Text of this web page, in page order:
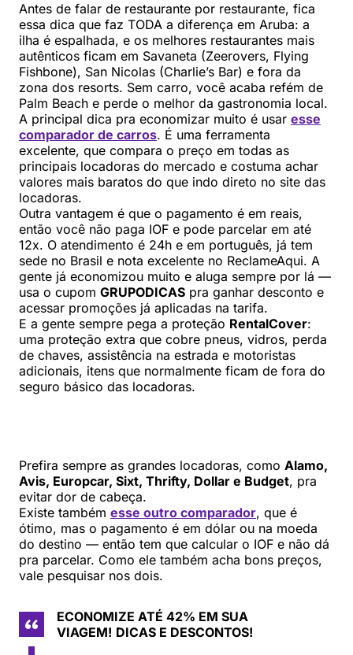
Antes de falar de restaurante por restaurante, fica
essa dica que faz TODA a diferença em Aruba: a
ilha é espalhada, e os melhores restaurantes mais
autênticos ficam em Savaneta (Zeerovers, Flying
Fishbone), San Nicolas (Charlie’s Bar) e fora da
zona dos resorts. Sem carro, você acaba refém de
Palm Beach e perde o melhor da gastronomia local.
A principal dica pra economizar muito é usar esse
comparador de carros. É uma ferramenta
excelente, que compara o preço em todas as
principais locadoras do mercado e costuma achar
valores mais baratos do que indo direto no site das
locadoras.
Outra vantagem é que o pagamento é em reais,
então você não paga IOF e pode parcelar em até
12x. O atendimento é 24h e em português, já tem
sede no Brasil e nota excelente no ReclameAqui. A
gente já economizou muito e aluga sempre por lá —
usa o cupom GRUPODICAS pra ganhar desconto e
acessar promoções já aplicadas na tarifa.
E a gente sempre pega a proteção RentalCover:
uma proteção extra que cobre pneus, vidros, perda
de chaves, assistência na estrada e motoristas
adicionais, itens que normalmente ficam de fora do
seguro básico das locadoras.
Prefira sempre as grandes locadoras, como Alamo,
Avis, Europcar, Sixt, Thrifty, Dollar e Budget, pra
evitar dor de cabeça.
Existe também esse outro comparador, que é
ótimo, mas o pagamento é em dólar ou na moeda
do destino — então tem que calcular o IOF e não dá
pra parcelar. Como ele também acha bons preços,
vale pesquisar nos dois.
ECONOMIZE ATÉ 42% EM SUA
VIAGEM! DICAS E DESCONTOS!